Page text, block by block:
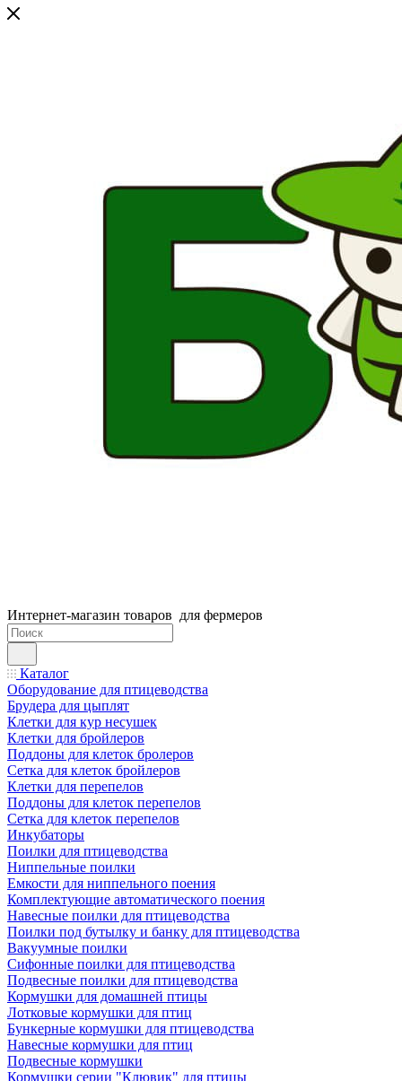
Интернет-магазин товаров для фермеров
Каталог
Оборудование для птицеводства
Брудера для цыплят
Клетки для кур несушек
Клетки для бройлеров
Поддоны для клеток бролеров
Сетка для клеток бройлеров
Клетки для перепелов
Поддоны для клеток перепелов
Сетка для клеток перепелов
Инкубаторы
Поилки для птицеводства
Ниппельные поилки
Емкости для ниппельного поения
Комплектующие автоматического поения
Навесные поилки для птицеводства
Поилки под бутылку и банку для птицеводства
Вакуумные поилки
Сифонные поилки для птицеводства
Подвесные поилки для птицеводства
Кормушки для домашней птицы
Лотковые кормушки для птиц
Бункерные кормушки для птицеводства
Навесные кормушки для птиц
Подвесные кормушки
Кормушки серии "Клювик" для птицы